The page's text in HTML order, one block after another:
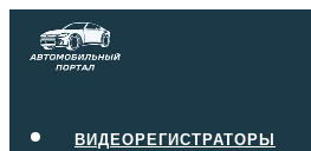
ВИДЕОРЕГИСТРАТОРЫ